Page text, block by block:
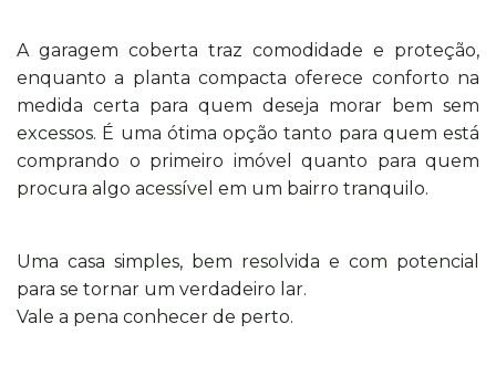
A garagem coberta traz comodidade e proteção,
enquanto a planta compacta oferece conforto na
medida certa para quem deseja morar bem sem
excessos. É uma ótima opção tanto para quem está
comprando o primeiro imóvel quanto para quem
procura algo acessível em um bairro tranquilo.
Uma casa simples, bem resolvida e com potencial
para se tornar um verdadeiro lar.
Vale a pena conhecer de perto.